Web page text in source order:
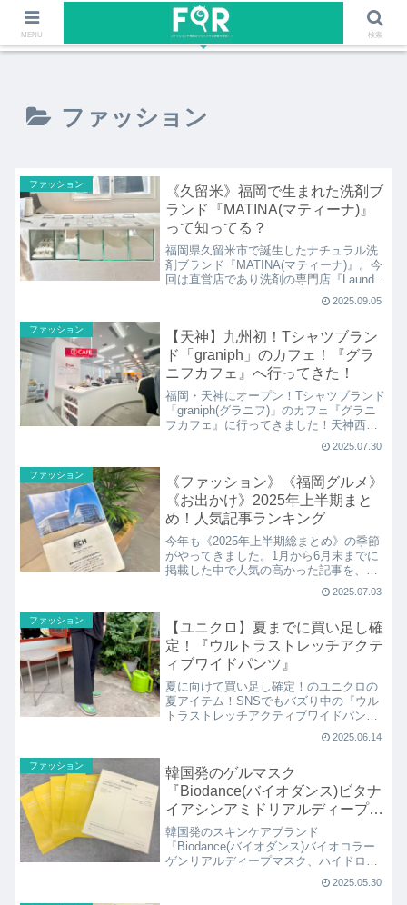
ファッションや福岡のワクワクする情報を発信！！
ファッション
ファッション
《久留米》福岡で生まれた洗剤ブ
ランド『MATINA(マティーナ)』
って知ってる？
福岡県久留米市で誕生したナチュラル洗
剤ブランド『MATINA(マティーナ)』。今
回は直営店であり洗剤の専門店『Laundry
ーナ)』にも行ってきました！エコな量り
必見です♪
2025.09.05
ファッション
【天神】九州初！Tシャツブラン
ド「graniph」のカフェ！『グラ
ニフカフェ』へ行ってきた！
福岡・天神にオープン！Tシャツブランド
「graniph(グラニフ)」のカフェ『グラニ
フカフェ』に行ってきました！天神西通
店。九州初登場のカフェではREC
ーヒーやスイーツメニューをいただけま
す。
2025.07.30
ファッション
《ファッション》《福岡グルメ》
《お出かけ》2025年上半期まと
め！人気記事ランキング
今年も《2025年上半期総まとめ》の季節
がやってきました。1月から6月末までに
掲載した中で人気の高かった記事を、
他お出かけ・イベント》の3つのカテゴリ
2025.07.03
ファッション
【ユニクロ】夏までに買い足し確
定！『ウルトラストレッチアクテ
ィブワイドパンツ』
夏に向けて買い足し確定！のユニクロの
夏アイテム！SNSでもバズり中の『ウル
トラストレッチアクティブワイドパン
かけ時、きれいめカジュアルに旅行先に
ポケットに接触冷感、ストレッチにドラ
イ機能も！
2025.06.14
ファッション
韓国発のゲルマスク
『Biodance(バイオダンス)ビタナ
イアシンアミドリアルディープマ
スク』で初夏のシミ対策♪
韓国発のスキンケアブランド
『Biodance(バイオダンス)バイオコラー
ゲンリアルディープマスク、ハイドロセ
ーしましたが、今回はシミやお肌のキ
2025.05.30
MENU 検索